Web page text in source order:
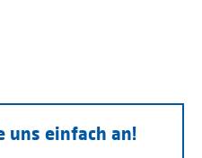
uns einfach an!